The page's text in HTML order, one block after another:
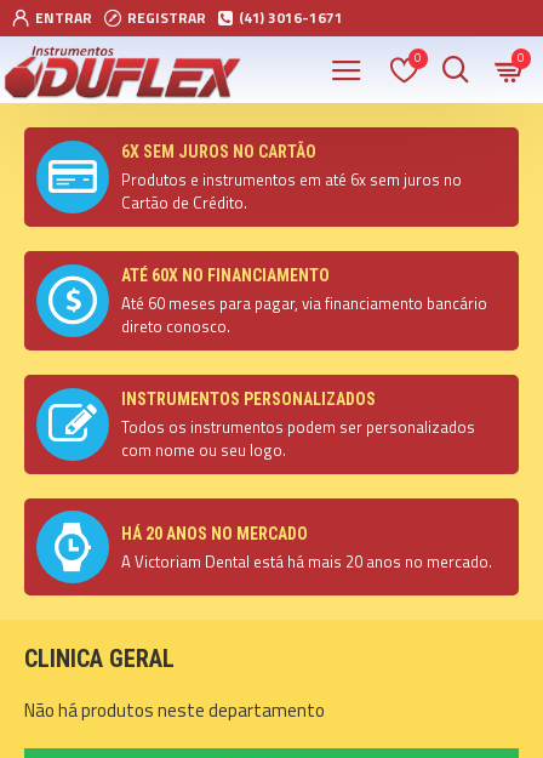
ENTRAR REGISTRAR (41) 3016-1671
0 0
6X SEM JUROS NO CARTÃO
Produtos e instrumentos em até 6x sem juros no
Cartão de Crédito.
ATÉ 60X NO FINANCIAMENTO
Até 60 meses para pagar, via financiamento bancário
direto conosco.
INSTRUMENTOS PERSONALIZADOS
Todos os instrumentos podem ser personalizados
com nome ou seu logo.
HÁ 20 ANOS NO MERCADO
A Victoriam Dental está há mais 20 anos no mercado.
CLINICA GERAL
Não há produtos neste departamento